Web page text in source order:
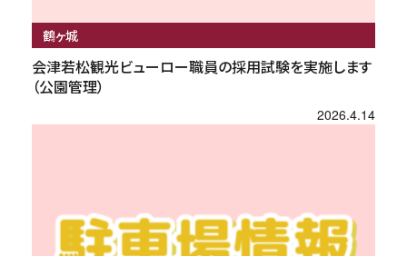
鶴ヶ城
会津若松観光ビューロー職員の採用試験を実施します
（公園管理）
2026.4.14